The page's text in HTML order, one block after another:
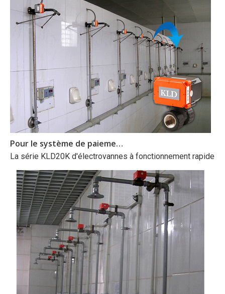
La série KLD20K d'électrovannes à fonctionnement rapide